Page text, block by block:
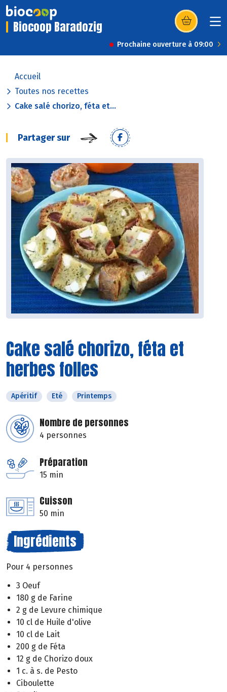
Biocoop Baradozig (s’ouvre dans
Prochaine ouverture à 09:00
Accueil
Toutes nos recettes
Cake salé chorizo, féta et...
Partager sur
Cake salé chorizo, féta et
herbes folles
Apéritif Eté Printemps
Nombre de personnes
4 personnes
Préparation
15 min
Cuisson
50 min
Ingrédients
Pour 4 personnes
3 Oeuf
180 g de Farine
2 g de Levure chimique
10 cl de Huile d'olive
10 cl de Lait
200 g de Féta
12 g de Chorizo doux
1 c. à s. de Pesto
Ciboulette